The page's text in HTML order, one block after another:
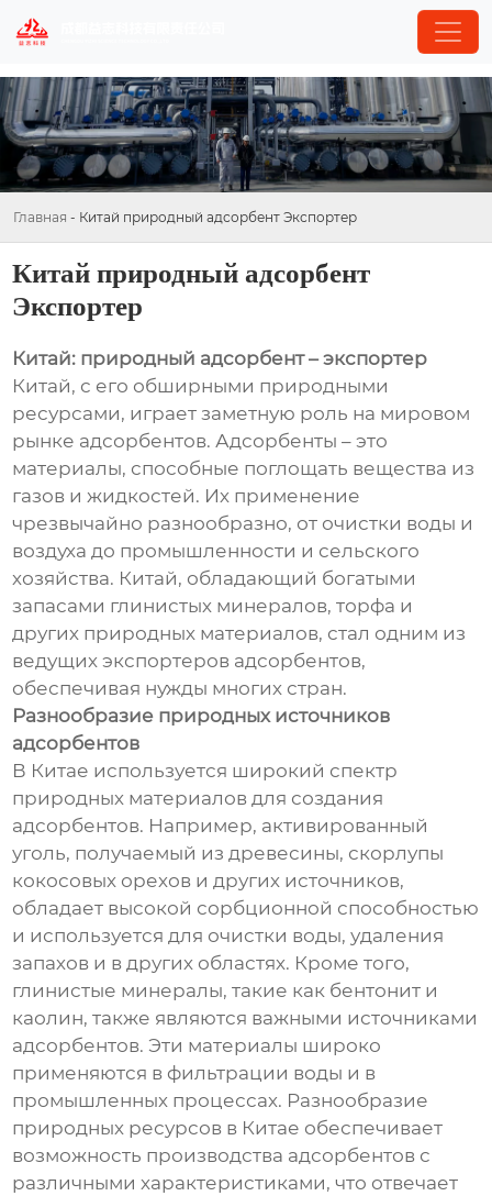
Главная - Китай природный адсорбент Экспортер
Китай природный адсорбент
Экспортер
Китай: природный адсорбент – экспортер
Китай, с его обширными природными
ресурсами, играет заметную роль на мировом
рынке адсорбентов. Адсорбенты – это
материалы, способные поглощать вещества из
газов и жидкостей. Их применение
чрезвычайно разнообразно, от очистки воды и
воздуха до промышленности и сельского
хозяйства. Китай, обладающий богатыми
запасами глинистых минералов, торфа и
других природных материалов, стал одним из
ведущих экспортеров адсорбентов,
обеспечивая нужды многих стран.
Разнообразие природных источников
адсорбентов
В Китае используется широкий спектр
природных материалов для создания
адсорбентов. Например, активированный
уголь, получаемый из древесины, скорлупы
кокосовых орехов и других источников,
обладает высокой сорбционной способностью
и используется для очистки воды, удаления
запахов и в других областях. Кроме того,
глинистые минералы, такие как бентонит и
каолин, также являются важными источниками
адсорбентов. Эти материалы широко
применяются в фильтрации воды и в
промышленных процессах. Разнообразие
природных ресурсов в Китае обеспечивает
возможность производства адсорбентов с
различными характеристиками, что отвечает